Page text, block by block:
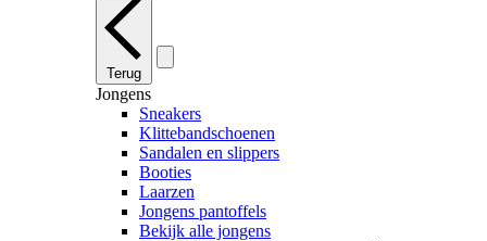
Terug
Jongens
Sneakers
Klittebandschoenen
Sandalen en slippers
Booties
Laarzen
Jongens pantoffels
Bekijk alle jongens